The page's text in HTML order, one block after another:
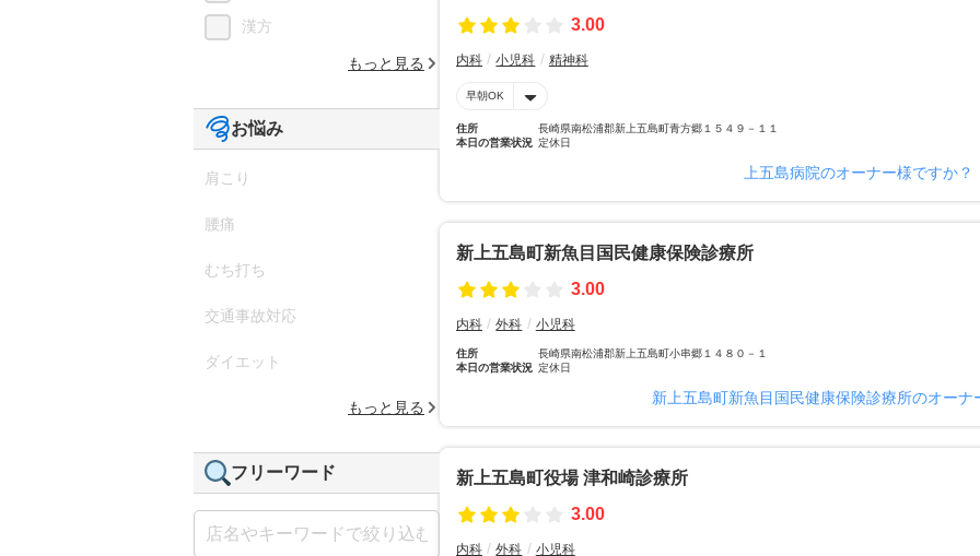
3.00
内科 小児科 精神科
早朝OK
住所
長崎県南松浦郡新上五島町青方郷１５４９－１１
本日の営業状況 定休日
上五島病院のオーナー様ですか？
新上五島町新魚目国民健康保険診療所
3.00
内科 外科 小児科
住所
長崎県南松浦郡新上五島町小串郷１４８０－１
本日の営業状況 定休日
新上五島町新魚目国民健康保険診療所のオーナ
新上五島町役場 津和崎診療所
3.00
内科 外科 小児科
漢方
もっと見る
お悩み
肩こり
腰痛
むち打ち
交通事故対応
ダイエット
もっと見る
フリーワード